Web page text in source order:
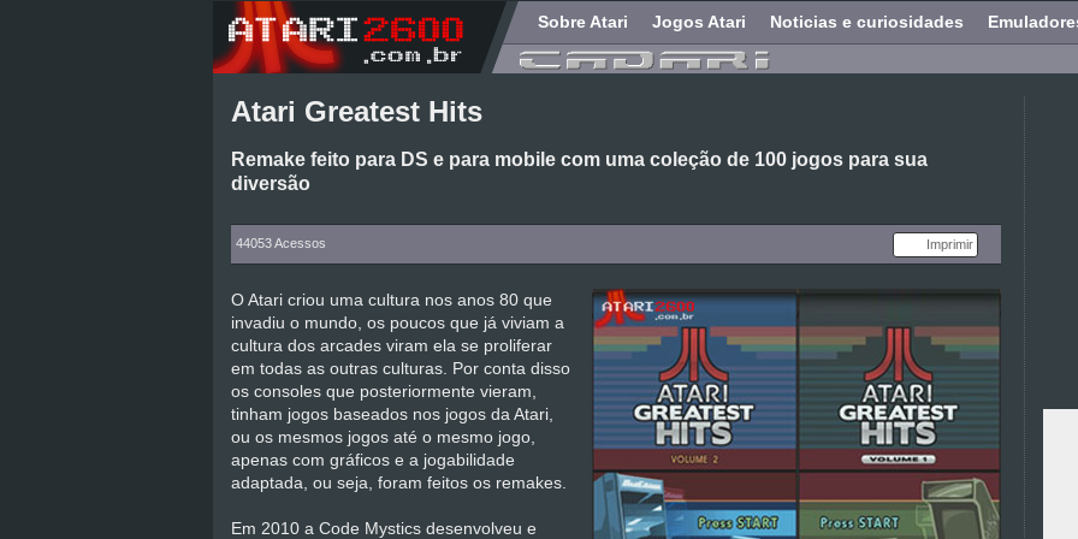
Sobre Atari Jogos Atari Noticias e curiosidades
Atari Greatest Hits
Remake feito para DS e para mobile com uma coleção de 100 jogos para sua
diversão
44053 Acessos Imprimir
O Atari criou uma cultura nos anos 80 que
invadiu o mundo, os poucos que já viviam a
cultura dos arcades viram ela se proliferar
em todas as outras culturas. Por conta disso
os consoles que posteriormente vieram,
tinham jogos baseados nos jogos da Atari,
ou os mesmos jogos até o mesmo jogo,
apenas com gráficos e a jogabilidade
adaptada, ou seja, foram feitos os remakes.
Em 2010 a Code Mystics desenvolveu e